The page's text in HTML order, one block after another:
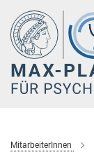
Hauptinhalt
MitarbeiterInnen